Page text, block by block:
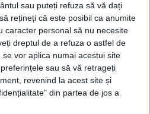
sau puteți refuza să vă dați
rețineți că este posibil ca anumite
caracter personal să nu necesite
dreptul de a refuza o astfel de
vor aplica numai acestui site
sau să vă retrageți
revenind la acest site și
din partea de jos a
eleganța.
de a vedea altfel
Toma
înfățișați 3 apostoli
însă e maniera în
să-i redea pe